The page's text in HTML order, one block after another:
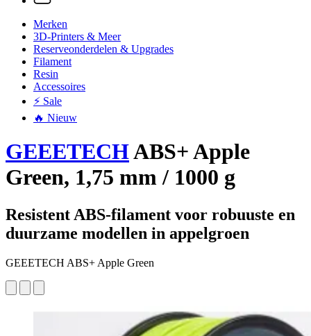
Merken
3D-Printers & Meer
Reserveonderdelen & Upgrades
Filament
Resin
Accessoires
⚡ Sale
🔥 Nieuw
GEEETECHABS+ Apple
Green, 1,75 mm / 1000 g
Resistent ABS-filament voor robuuste en
duurzame modellen in appelgroen
GEEETECH ABS+ Apple Green